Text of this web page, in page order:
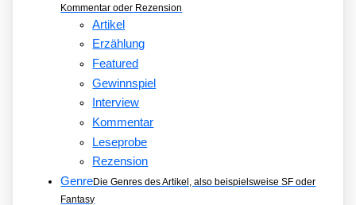
Kommentar oder Rezension
Artikel
Erzählung
Featured
Gewinnspiel
Interview
Kommentar
Leseprobe
Rezension
GenreDie Genres des Artikel, also beispielsweise SF oder
Fantasy